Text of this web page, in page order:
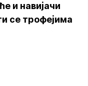
и навијачи
се трофејима